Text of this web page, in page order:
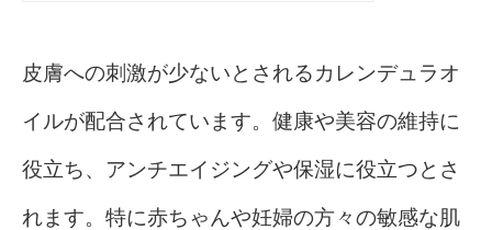
皮膚への刺激が少ないとされるカレンデュラオ
イルが配合されています。健康や美容の維持に
役立ち、アンチエイジングや保湿に役立つとさ
れます。特に赤ちゃんや妊婦の方々の敏感な肌